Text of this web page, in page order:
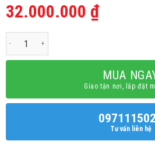
32.000.000 ₫
Máy quét cốt thép - Máy dò cốt thép ZBL-
MUA
Giao tận nơi, lắp đặt
Tư vấn liên hệ